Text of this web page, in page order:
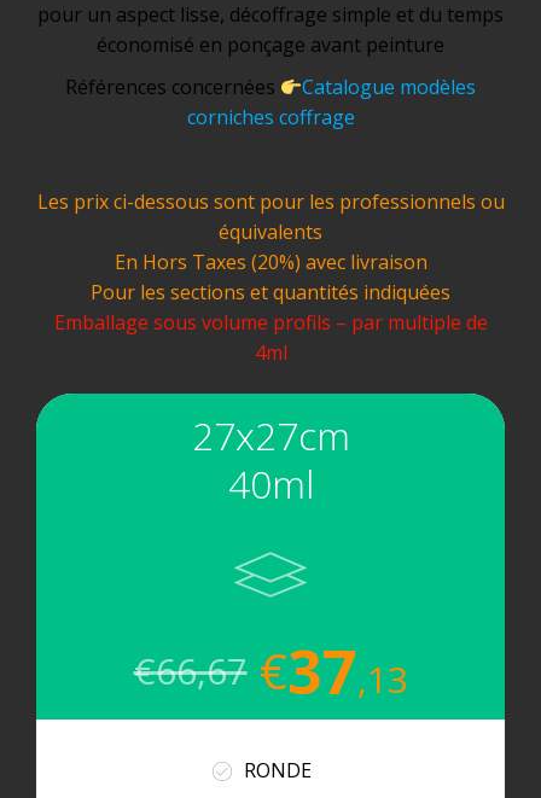
pour un aspect lisse, décoffrage simple et du temps
économisé en ponçage avant peinture
Références concernées
Catalogue modèles
corniches coffrage
Les prix ci-dessous sont pour les professionnels ou
équivalents
En Hors Taxes (20%) avec livraison
Pour les sections et quantités indiquées
Emballage sous volume profils – par multiple de
4ml
27x27cm
40ml
€66,67 €37,13
RONDE